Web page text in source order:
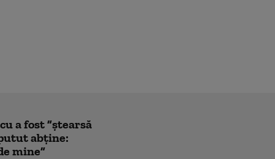
a fost ”ștearsă
abține:
mine”